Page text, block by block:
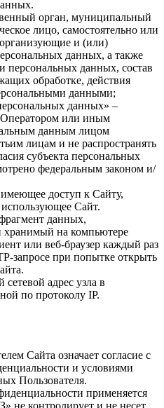
орган, муниципальный
лицо, самостоятельно или
и (или)
данных, а также
персональных данных, состав
обработке, действия
данными;
данных» –
Оператором или иным
данным лицом
лицам и не распространять
субъекта персональных
федеральным законом и/
доступ к Сайту,
Сайт.
данных,
хранимый на компьютере
или веб-браузер каждый раз
запросе при попытке открыть
адрес узла в
по протоколу IP.
Сайта означает согласие с
и условиями
Пользователя.
применяется